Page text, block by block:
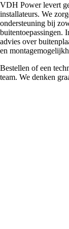
VDH Power levert
installateurs. We
ondersteuning bij
buitentoepassingen.
advies over
en
Bestellen of een
team. We denken